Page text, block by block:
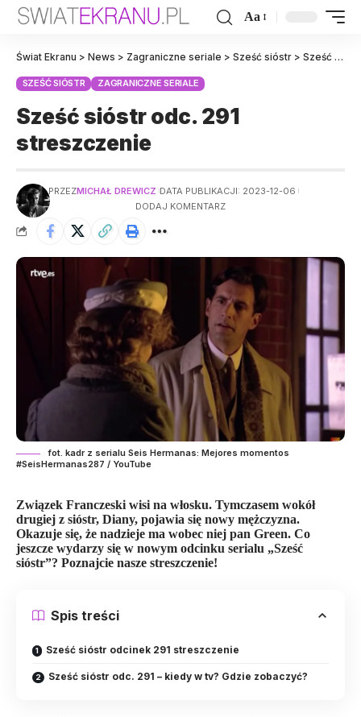
Aa
Świat Ekranu > News > Zagraniczne seriale > Sześć sióstr > Sześć sióstr odc. 291 streszczenie
SZEŚĆ SIÓSTR ZAGRANICZNE SERIALE
Sześć sióstr odc. 291
streszczenie
PRZEZMICHAŁ DREWICZ DATA PUBLIKACJI: 2023-12-06
DODAJ KOMENTARZ
fot. kadr z serialu Seis Hermanas: Mejores momentos
#SeisHermanas287 / YouTube
Związek Franczeski wisi na włosku. Tymczasem wokół
drugiej z sióstr, Diany, pojawia się nowy mężczyzna.
Okazuje się, że nadzieje ma wobec niej pan Green. Co
jeszcze wydarzy się w nowym odcinku serialu „Sześć
sióstr”? Poznajcie nasze streszczenie!
Spis treści
Sześć sióstr odcinek 291 streszczenie
Sześć sióstr odc. 291 – kiedy w tv? Gdzie zobaczyć?